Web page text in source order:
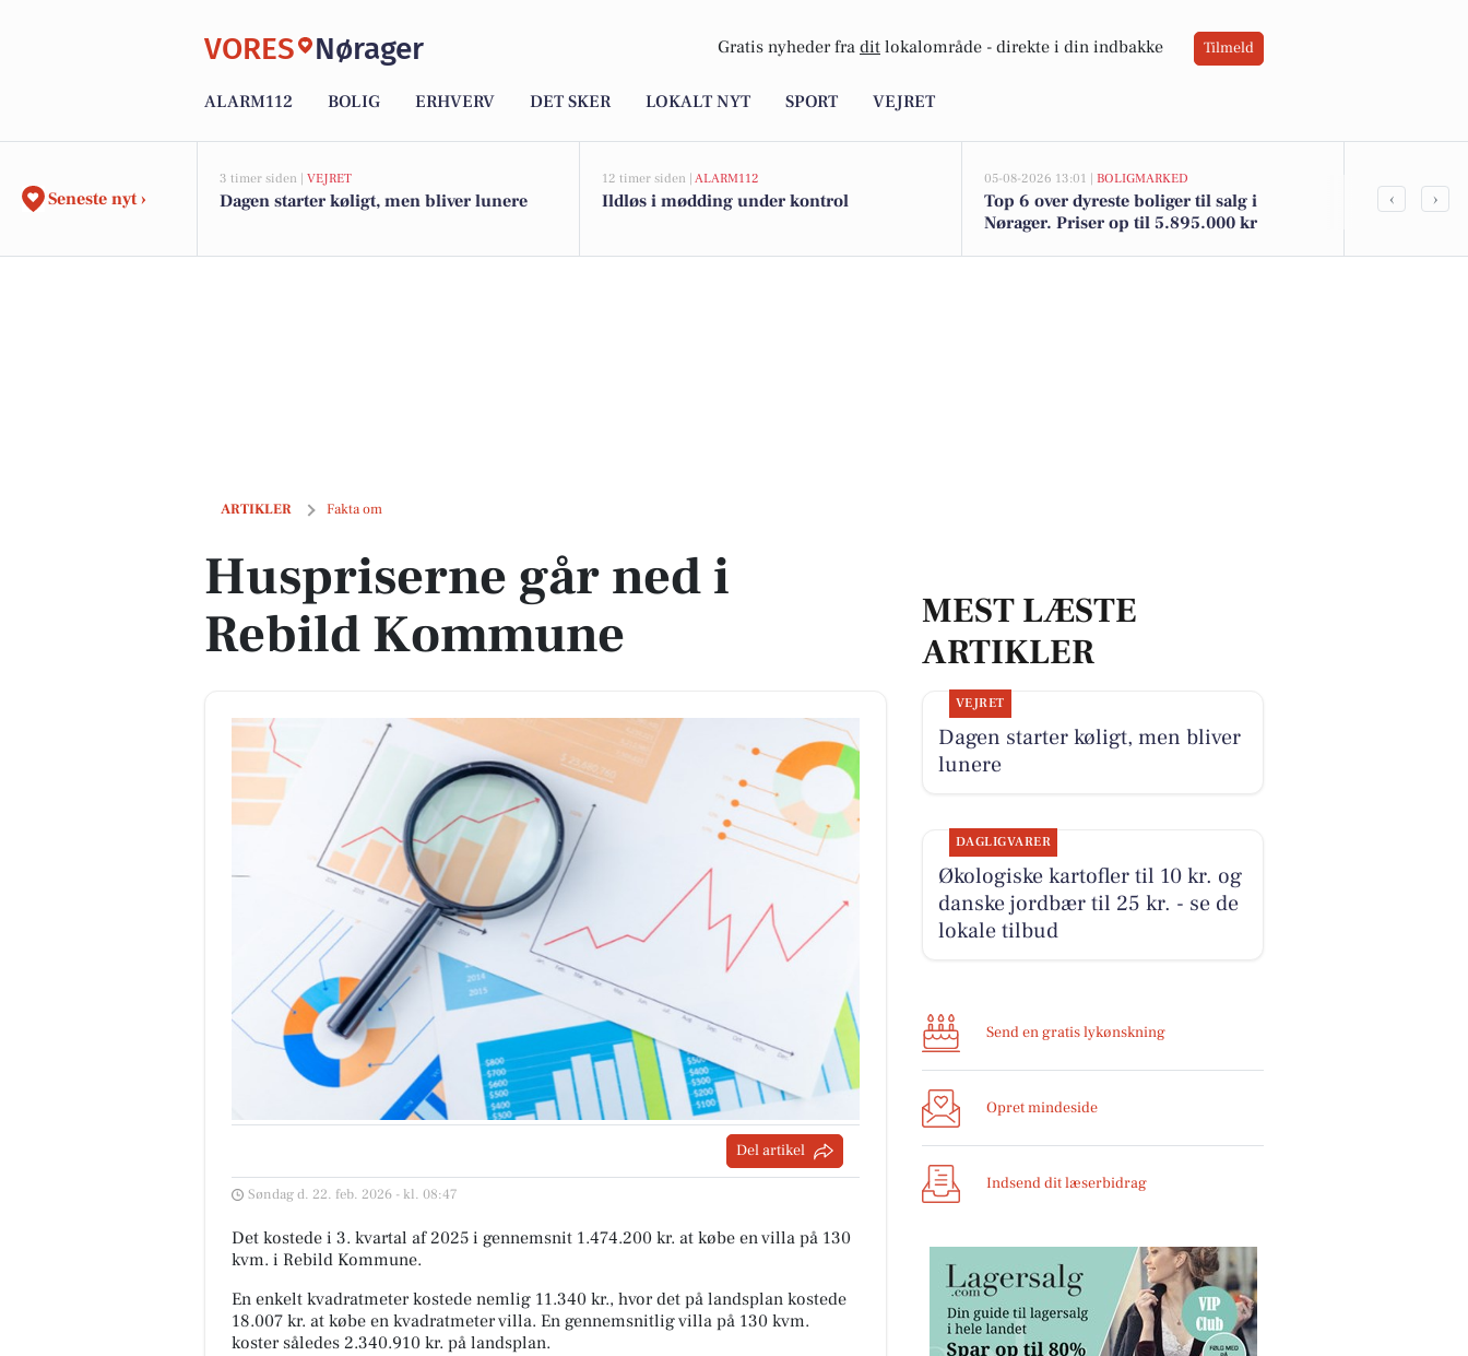
VORES Nørager Gratis nyheder fra dit lokalområde - direkte i din indbakke Tilmeld
ALARM112 BOLIG ERHVERV DET SKER LOKALT NYT SPORT VEJRET
Seneste nyt ›
3 timer siden | VEJRET
Dagen starter køligt, men bliver lunere
12 timer siden | ALARM112
Ildløs i mødding under kontrol
05-08-2026 13:01 | BOLIGMARKED
Top 6 over dyreste boliger til salg i
Nørager. Priser op til 5.895.000 kr
Økologiske
‹ ›
ARTIKLER Fakta om
Huspriserne går ned i Rebild Kommune
Huspriserne går ned i
Rebild Kommune
Del artikel
Søndag d. 22. feb. 2026 - kl. 08:47
Det kostede i 3. kvartal af 2025 i gennemsnit 1.474.200 kr. at købe en villa på 130
kvm. i Rebild Kommune.
En enkelt kvadratmeter kostede nemlig 11.340 kr., hvor det på landsplan kostede
18.007 kr. at købe en kvadratmeter villa. En gennemsnitlig villa på 130 kvm.
koster således 2.340.910 kr. på landsplan.
MEST LÆSTE
ARTIKLER
VEJRET
Dagen starter køligt, men bliver
lunere
DAGLIGVARER
Økologiske kartofler til 10 kr. og
danske jordbær til 25 kr. - se de
lokale tilbud
Send en gratis lykønskning
Opret mindeside
Indsend dit læserbidrag